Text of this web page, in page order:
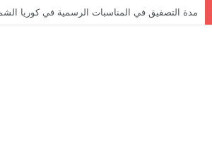
العصور التاريخية و أهم التحولات التي اعتمدت في